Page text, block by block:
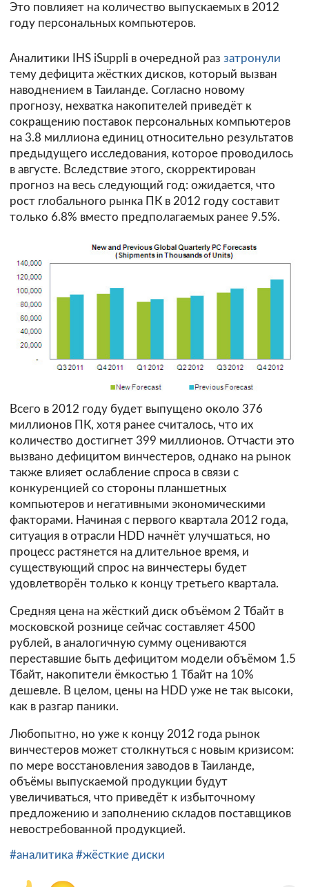
Это повлияет на количество выпускаемых в 2012
году персональных компьютеров.
Аналитики IHS iSuppli в очередной раз затронули
тему дефицита жёстких дисков, который вызван
наводнением в Таиланде. Согласно новому
прогнозу, нехватка накопителей приведёт к
сокращению поставок персональных компьютеров
на 3.8 миллиона единиц относительно результатов
предыдущего исследования, которое проводилось
в августе. Вследствие этого, скорректирован
прогноз на весь следующий год: ожидается, что
рост глобального рынка ПК в 2012 году составит
только 6.8% вместо предполагаемых ранее 9.5%.
Всего в 2012 году будет выпущено около 376
миллионов ПК, хотя ранее считалось, что их
количество достигнет 399 миллионов. Отчасти это
вызвано дефицитом винчестеров, однако на рынок
также влияет ослабление спроса в связи с
конкуренцией со стороны планшетных
компьютеров и негативными экономическими
факторами. Начиная с первого квартала 2012 года,
ситуация в отрасли HDD начнёт улучшаться, но
процесс растянется на длительное время, и
существующий спрос на винчестеры будет
удовлетворён только к концу третьего квартала.
Средняя цена на жёсткий диск объёмом 2 Тбайт в
московской рознице сейчас составляет 4500
рублей, в аналогичную сумму оцениваются
переставшие быть дефицитом модели объёмом 1.5
Тбайт, накопители ёмкостью 1 Тбайт на 10%
дешевле. В целом, цены на HDD уже не так высоки,
как в разгар паники.
Любопытно, но уже к концу 2012 года рынок
винчестеров может столкнуться с новым кризисом:
по мере восстановления заводов в Таиланде,
объёмы выпускаемой продукции будут
увеличиваться, что приведёт к избыточному
предложению и заполнению складов поставщиков
невостребованной продукцией.
#аналитика #жёсткие диски